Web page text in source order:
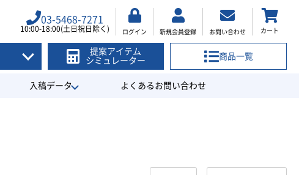
03-5468-7271
10:00-18:00(土日祝日除く) ログイン 新規会員登録 お問い合わせ カート
提案アイテム
シミュレーター
商品一覧
入稿データ よくあるお問い合わせ